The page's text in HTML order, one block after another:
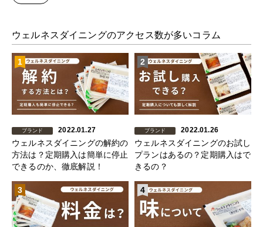
ウェルネスダイニングのアクセス数が多いコラム
1
ブランド 2022.01.27
ウェルネスダイニングの解約の
方法は？定期購入は簡単に停止
できるのか、徹底解説！
2
ブランド 2022.01.26
ウェルネスダイニングのお試し
プランはあるの？定期購入はで
きるの？
3 4